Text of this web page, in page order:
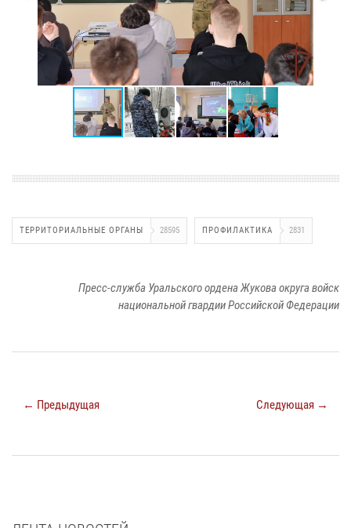
ТЕРРИТОРИАЛЬНЫЕ ОРГАНЫ 28595 ПРОФИЛАКТИКА 2831
Пресс-служба Уральского ордена Жукова округа войск
национальной гвардии Российской Федерации
← Предыдущая Следующая →